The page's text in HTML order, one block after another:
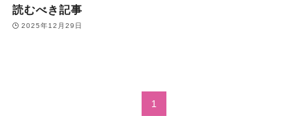
読むべき記事
2025年12月29日
1